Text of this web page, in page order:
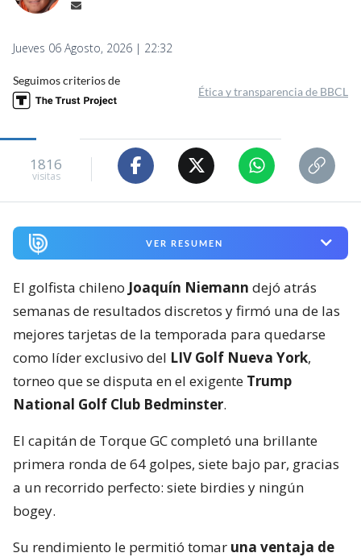
Jueves 06 Agosto, 2026 | 22:32
Seguimos criterios de
Ética y transparencia de BBCL
1816
visitas
VER RESUMEN
El golfista chileno Joaquín Niemann dejó atrás
semanas de resultados discretos y firmó una de las
mejores tarjetas de la temporada para quedarse
como líder exclusivo del LIV Golf Nueva York,
torneo que se disputa en el exigente Trump
National Golf Club Bedminster.
El capitán de Torque GC completó una brillante
primera ronda de 64 golpes, siete bajo par, gracias
a un recorrido perfecto: siete birdies y ningún
bogey.
Su rendimiento le permitió tomar una ventaja de